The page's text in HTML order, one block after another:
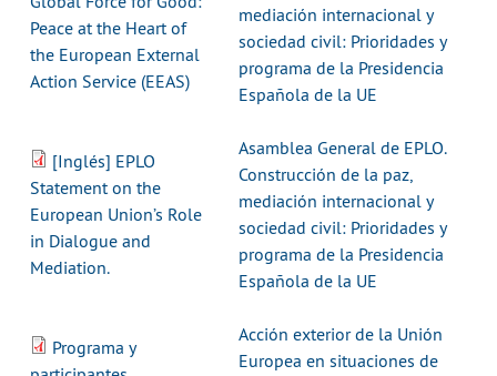
Peace at the Heart of
the European External
Action Service (EEAS)
mediación internacional y
sociedad civil: Prioridades y
programa de la Presidencia
Española de la UE
[Inglés] EPLO
Statement on the
European Union’s Role
in Dialogue and
Mediation.
Asamblea General de EPLO.
Construcción de la paz,
mediación internacional y
sociedad civil: Prioridades y
programa de la Presidencia
Española de la UE
Programa y
Acción exterior de la Unión
Europea en situaciones de